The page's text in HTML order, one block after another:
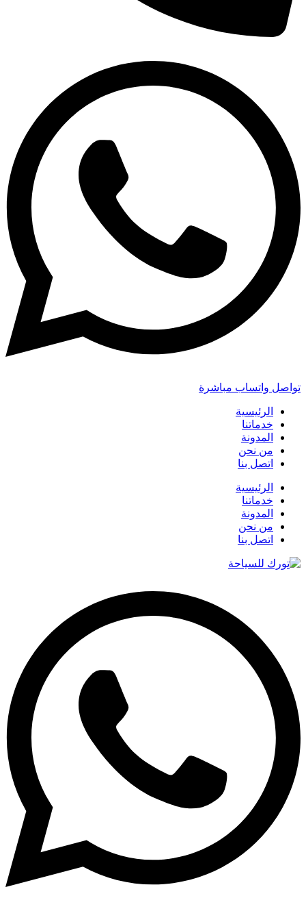
تواصل واتساب مباشرة
الرئيسية
خدماتنا
المدونة
من نحن
اتصل بنا
الرئيسية
خدماتنا
المدونة
من نحن
اتصل بنا